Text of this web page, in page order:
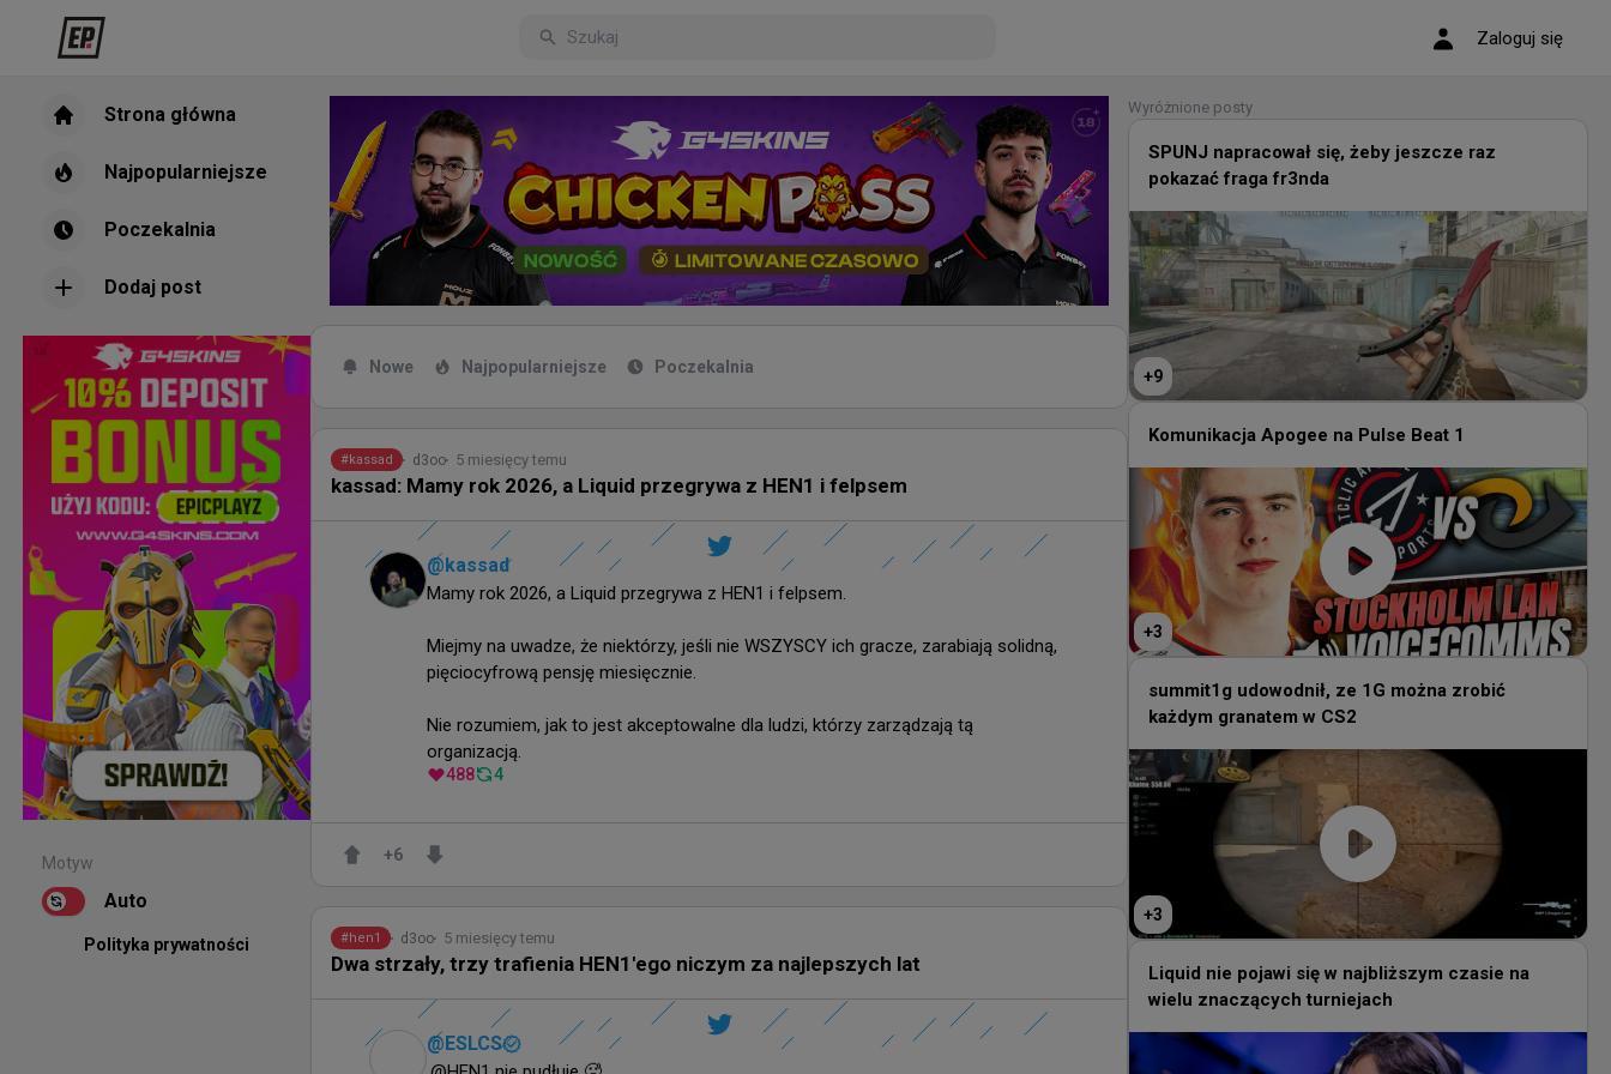
Zaloguj się
Strona główna
Najpopularniejsze
Poczekalnia
Dodaj post
Motyw
Auto
Polityka prywatności
Nowe Najpopularniejsze Poczekalnia
#kassad d3oo 5 miesięcy temu
kassad: Mamy rok 2026, a Liquid przegrywa z HEN1 i felpsem
@kassad
Mamy rok 2026, a Liquid przegrywa z HEN1 i felpsem.
Miejmy na uwadze, że niektórzy, jeśli nie WSZYSCY ich gracze, zarabiają solidną,
pięciocyfrową pensję miesięcznie.
Nie rozumiem, jak to jest akceptowalne dla ludzi, którzy zarządzają tą
organizacją.
488 4
+6
#hen1 d3oo 5 miesięcy temu
Dwa strzały, trzy trafienia HEN1'ego niczym za najlepszych lat
@ESLCS
Wyróżnione posty
SPUNJ napracował się, żeby jeszcze raz
pokazać fraga fr3nda
+9
Komunikacja Apogee na Pulse Beat 1
+3
summit1g udowodnił, ze 1G można zrobić
każdym granatem w CS2
+3
Liquid nie pojawi się w najbliższym czasie na
wielu znaczących turniejach